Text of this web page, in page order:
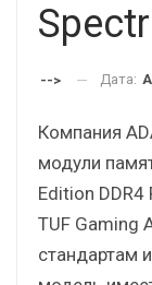
--> Дата:
Компания
модули
Edition DDR4
TUF Gaming
стандартам